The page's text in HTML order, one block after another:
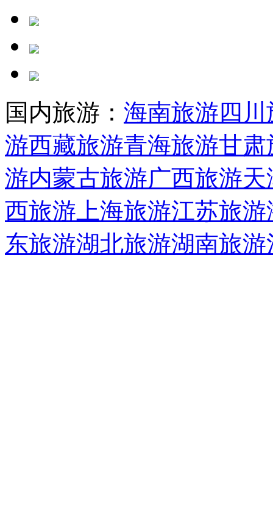
国内旅游： 海南旅游四
游西藏旅游青海旅游甘肃
游内蒙古旅游广西旅游天
西旅游 上海旅游江苏旅游
东旅游湖北旅游湖南旅游